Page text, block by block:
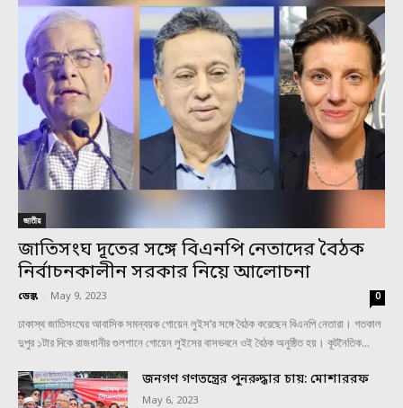
জাতীয়
জাতিসংঘ দূতের সঙ্গে বিএনপি নেতাদের বৈঠক
নির্বাচনকালীন সরকার নিয়ে আলোচনা
ডেস্ক - May 9, 2023 0
ঢাকাস্থ জাতিসংঘের আবাসিক সমন্বয়ক গোয়েন লুইস’র সঙ্গে বৈঠক করেছেন বিএনপি নেতারা। গতকাল
দুপুর ১টার দিকে রাজধানীর গুলশানে গোয়েন লুইসের বাসভবনে ওই বৈঠক অনুষ্ঠিত হয়। কূটনৈতিক...
জনগণ গণতন্ত্রের পুনরুদ্ধার চায়: মোশাররফ
May 6, 2023